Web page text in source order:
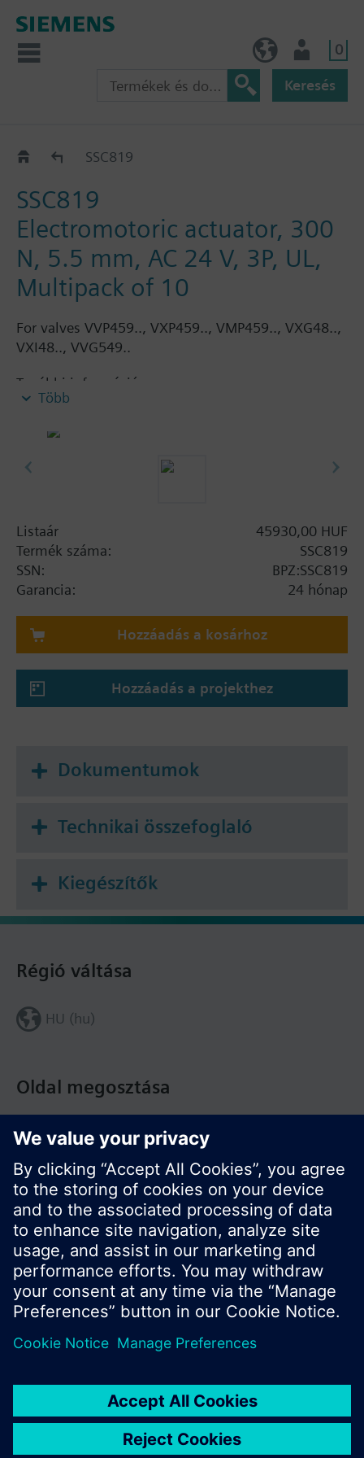
0
Keresés
SSC.. SSC819
SSC819
Electromotoric actuator, 300
N, 5.5 mm, AC 24 V, 3P, UL,
Multipack of 10
For valves VVP459.., VXP459.., VMP459.., VXG48..,
VXI48.., VVG549..
További információ
SSC...U: UL-listán.
Több
Listaár
45930,00 HUF
Termék száma:
SSC819
SSN:
BPZ:SSC819
Garancia:
24 hónap
Hozzáadás a kosárhoz
Hozzáadás a projekthez
Dokumentumok
Technikai összefoglaló
Kiegészítők
Oldal megosztása
Régió váltása
HU (hu)
© Siemens Switzerland Ltd. Building Technologies
Division - 2016
A termékválaszték és az árak országonként
Biztonsági előírás
A felhasználás feltételei